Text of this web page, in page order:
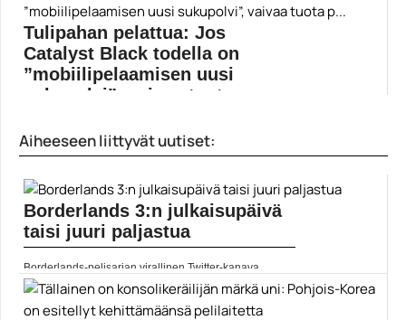
Razerin uusimpien pelikuulokkeiden Ultimate-version
erikoisuus on haptinen värähtely,...
langattomat kuulokkeet
Tulipahan pelattua: Jos
Catalyst Black todella on
”mobiilipelaamisen uusi
sukupolvi”, vaivaa tuota p...
tarjoaa kilpailullista hupia ja...
Catalyst Black
Aiheeseen liittyvät uutiset:
Borderlands 3:n julkaisupäivä
taisi juuri paljastua
Borderlands-pelisarjan virallinen Twitter-kanava
julkaisi ja sitten välittömästi poisti...
2k Games